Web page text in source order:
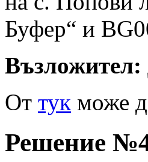
Буфер“ и
Възложител:
Oт тук може
Решение